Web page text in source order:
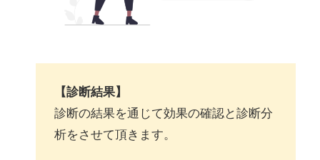
【診断結果】
診断の結果を通じて効果の確認と診断分
析をさせて頂きます。